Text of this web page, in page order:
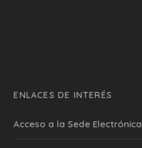
ENLACES DE INTERÉS
Acceso a la Sede Electrónica